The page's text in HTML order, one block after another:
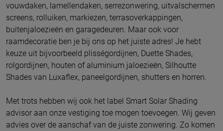
vouwdaken, lamellendaken, serrezonwering, uitvalschermen
screens, rolluiken, markiezen, terrasoverkappingen,
buitenjaloezieën en garagedeuren. Maar ook voor
raamdecoratie ben je bij ons op het juiste adres! Je hebt
keuze uit bijvoorbeeld plisségordijnen, Duette Shades,
rolgordijnen, houten of aluminium jaloezieën, Silhoutte
Shades van Luxaflex, paneelgordijnen, shutters en horren.
Met trots hebben wij ook het label Smart Solar Shading
advisor aan onze vestiging toe mogen toevoegen. Wij geven
advies over de aanschaf van de juiste zonwering. Zo komen